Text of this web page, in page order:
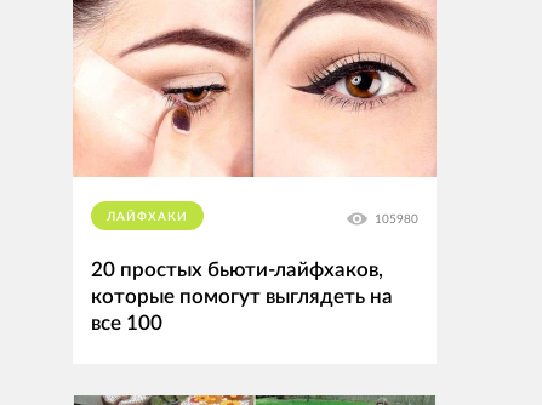
ЛАЙФХАКИ 105980
20 простых бьюти-лайфхаков,
которые помогут выглядеть на
все 100